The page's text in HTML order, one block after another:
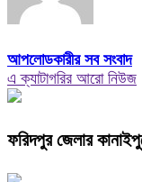
আপলোডকারীর সব সংবাদ
এ ক্যাটাগরির আরো নিউজ
ফরিদপুর জেলার